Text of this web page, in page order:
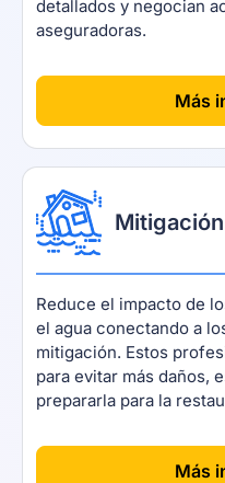
detallados y negocian
aseguradoras.
[Más
Reduce el impacto de
el agua conectando a
mitigación. Estos
para evitar más daños,
prepararla para la
[Más